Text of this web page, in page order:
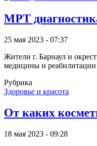
МРТ
25 мая 2023 - 07:37
Жители г. Барнаул и
медицины и реабилитации
Рубрика
Здоровье и красота
От каких
18 мая 2023 - 09:28